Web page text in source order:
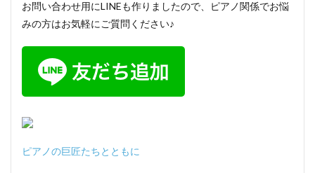
お問い合わせ用にLINEも作りましたので、ピアノ関係でお悩
みの方はお気軽にご質問ください♪
ピアノの巨匠たちとともに